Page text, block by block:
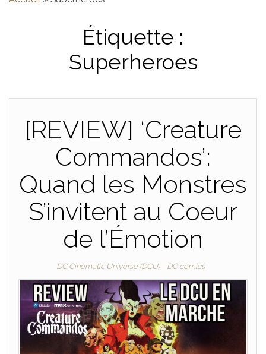
Étiquette :
Superheroes
[REVIEW] ‘Creature
Commandos’:
Quand les Monstres
S’invitent au Coeur
de l’Émotion
DC Cinematic Universe (DCU) DC comics